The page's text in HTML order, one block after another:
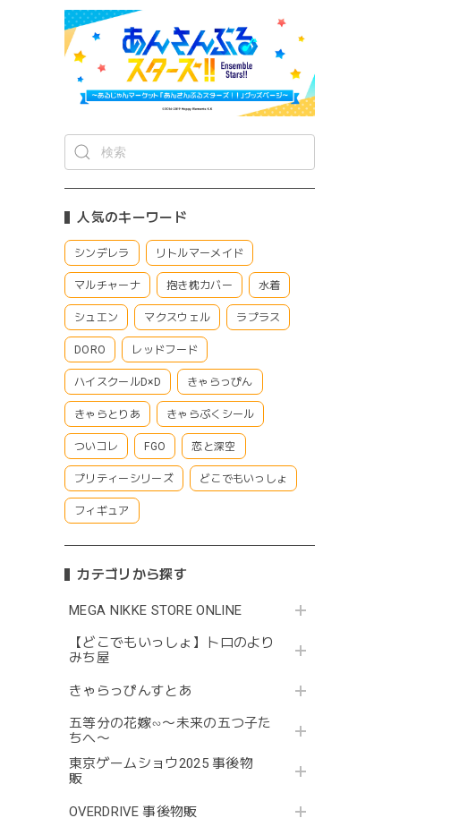
人気のキーワード
シンデレラ リトルマーメイド
マルチャーナ 抱き枕カバー 水着
シュエン マクスウェル ラプラス
DORO レッドフード
ハイスクールD×D きゃらっぴん
きゃらとりあ きゃらぷくシール
ついコレ FGO 恋と深空
プリティーシリーズ どこでもいっしょ
フィギュア
カテゴリから探す
MEGA NIKKE STORE ONLINE
【どこでもいっしょ】トロのより
みち屋
きゃらっぴんすとあ
五等分の花嫁∽〜未来の五つ子た
ちへ〜
東京ゲームショウ2025 事後物
販
OVERDRIVE 事後物販